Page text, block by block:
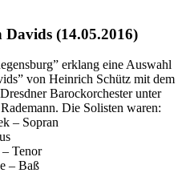
(14.05.2016)
erklang eine Auswahl
von Heinrich Schütz mit dem
Barockorchester unter
Die Solisten waren:
– Sopran
Tenor
– Baß